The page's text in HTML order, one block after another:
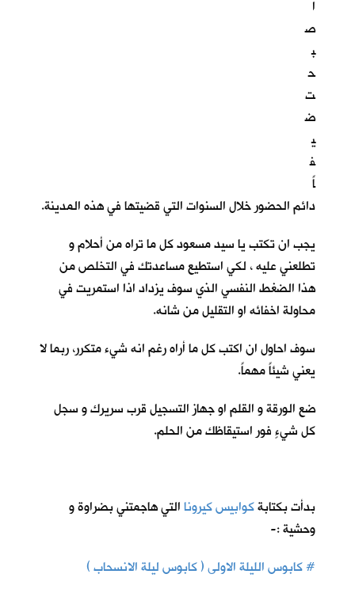
ا
ص
ب
ح
ت
ض
ي
ف
اً
دائم الحضور خلال السنوات التي قضيتها في هذه المدينة.
يجب ان تكتب يا سيد مسعود كل ما تراه من أحلام و
تطلعني عليه ، لكي استطيع مساعدتك في التخلص من
هذا الضغط النفسي الذي سوف يزداد اذا استمريت في
محاولة اخفائه او التقليل من شانه.
سوف احاول ان اكتب كل ما أراه رغم انه شيء متكرر، ربما لا
يعني شيئاً مهماً.
ضع الورقة و القلم او جهاز التسجيل قرب سريرك و سجل
كل شيءٍ فور استيقاظك من الحلم.
بدأت بكتابةكوابيس كيروناالتي هاجمتني بضراوة و
وحشية :-
# كابوس الليلة الاولى ( كابوس ليلة الانسحاب )